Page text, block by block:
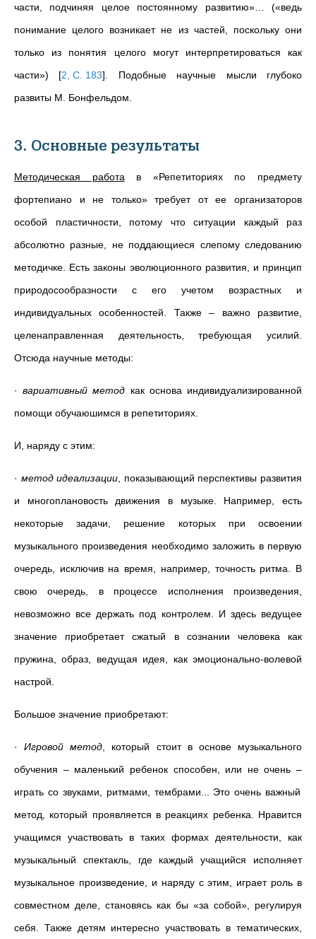
части, подчиняя целое постоянному развитию»… («ведь
понимание целого возникает не из частей, поскольку они
только из понятия целого могут интерпретироваться как
части») [2, С. 183] . Подобные научные мысли глубоко
развиты М. Бонфельдом.
3. Основные результаты
Методическая работа в «Репетиториях по предмету
фортепиано и не только» требует от ее организаторов
особой пластичности, потому что ситуации каждый раз
абсолютно разные, не поддающиеся слепому следованию
методичке. Есть законы эволюционного развития, и принцип
природосообразности с его учетом возрастных и
индивидуальных особенностей. Также– важно развитие,
целенаправленная деятельность, требующая усилий.
Отсюда научные методы:
·вариативный метод как основа индивидуализированной
помощи обучаюшимся в репетиториях.
И, наряду с этим:
· метод идеализации , показывающий перспективы развития
и многоплановость движения в музыке. Например, есть
некоторые задачи, решение которых при освоении
музыкального произведения необходимо заложить в первую
очередь, исключив на время, например, точность ритма. В
свою очередь, в процессе исполнения произведения,
невозможно все держать под контролем. И здесь ведущее
значение приобретает сжатый в сознании человека как
пружина, образ, ведущая идея, как эмоционально-волевой
настрой.
Большое значение приобретают:
·Игровой метод , который стоит в основе музыкального
обучения – маленький ребенок способен, или не очень –
играть со звуками, ритмами, тембрами... Это очень важный
метод, который проявляется в реакциях ребенка. Нравится
учащимся участвовать в таких формах деятельности, как
музыкальный спектакль, где каждый учащийся исполняет
музыкальное произведение, и наряду с этим, играет роль в
совместном деле, становясь как бы «за собой», регулируя
себя. Также детям интересно участвовать в тематических,